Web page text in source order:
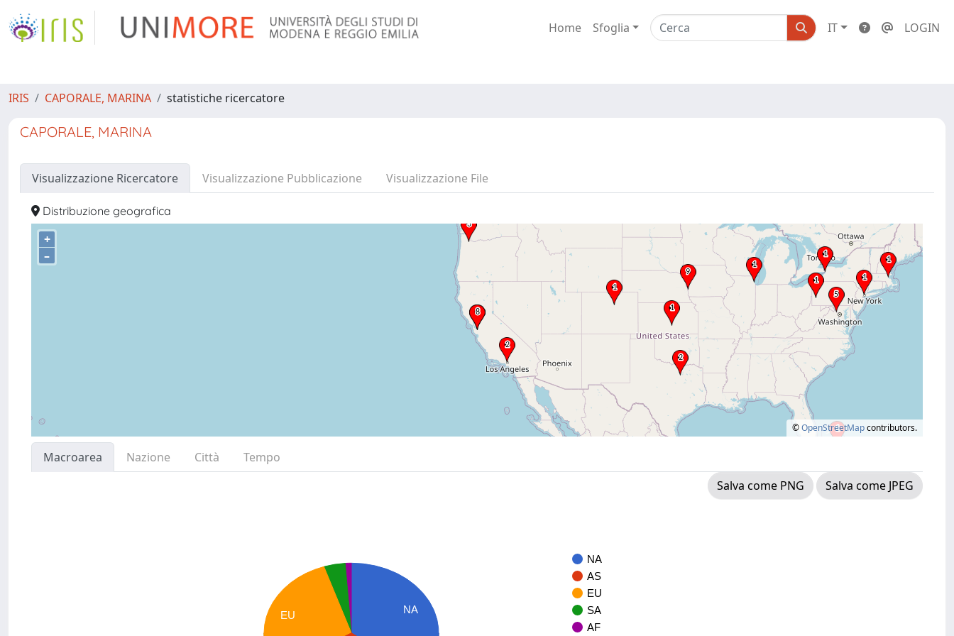
Home Sfoglia IT LOGIN
IRIS CAPORALE, MARINA statistiche ricercatore
CAPORALE, MARINA
Visualizzazione Ricercatore Visualizzazione Pubblicazione Visualizzazione File
Distribuzione geografica
+
–
©OpenStreetMapcontributors.
Macroarea Nazione Città
Tempo
Salva come PNG
Salva come JPEG
NA
AS
EU
SA
AF
NA
EU